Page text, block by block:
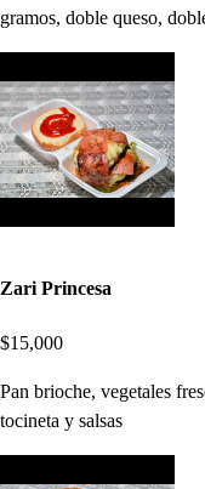
gramos, doble queso,
Zari Princesa
$15,000
Pan brioche, vegetales
tocineta y salsas